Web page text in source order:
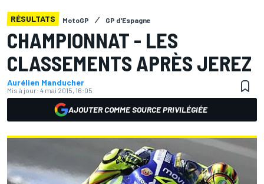
RÉSULTATS MotoGP GP d'Espagne
CHAMPIONNAT - LES
CLASSEMENTS APRÈS JEREZ
Aurélien Manducher
Mis à jour: 4 mai 2015, 16:05
AJOUTER COMME SOURCE PRIVILÉGIÉE